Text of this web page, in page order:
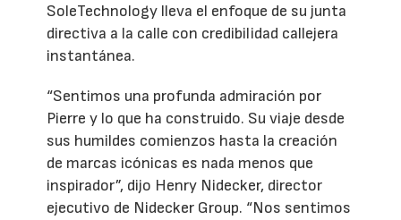
SoleTechnology lleva el enfoque de su junta
directiva a la calle con credibilidad callejera
instantánea.
“Sentimos una profunda admiración por
Pierre y lo que ha construido. Su viaje desde
sus humildes comienzos hasta la creación
de marcas icónicas es nada menos que
inspirador”, dijo Henry Nidecker, director
ejecutivo de Nidecker Group. “Nos sentimos